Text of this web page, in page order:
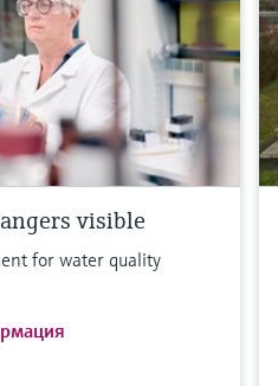
visible
for water quality